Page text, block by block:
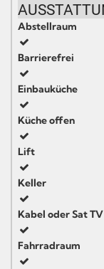
Abstellraum
Barrierefrei
Einbauküche
Küche offen
Lift
Keller
Kabel oder Sat TV
Fahrradraum